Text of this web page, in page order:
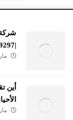
|0547149297
أين